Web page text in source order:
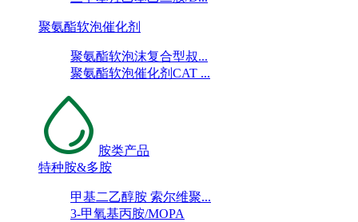
聚氨酯软泡催化剂
聚氨酯软泡沫复合型叔...
聚氨酯软泡催化剂CAT ...
胺类产品
特种胺&多胺
甲基二乙醇胺 索尔维聚...
3-甲氧基丙胺/MOPA